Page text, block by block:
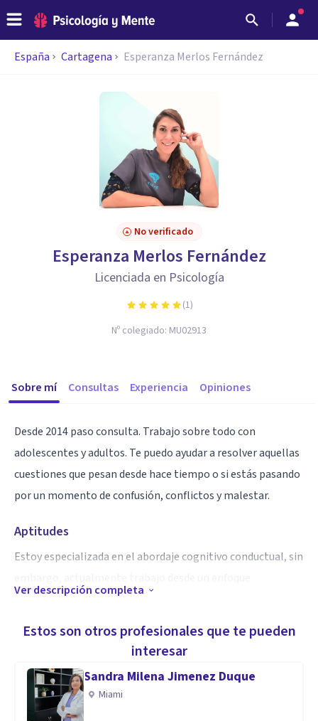
España Cartagena Esperanza Merlos Fernández
No verificado
Esperanza Merlos Fernández
Licenciada en Psicología
(1)
Nº colegiado: MU02913
Sobre mí Consultas Experiencia Opiniones
Desde 2014 paso consulta. Trabajo sobre todo con
adolescentes y adultos. Te puedo ayudar a resolver aquellas
cuestiones que pesan desde hace tiempo o si estás pasando
por un momento de confusión, conflictos y malestar.
Aptitudes
Estoy especializada en el abordaje cognitivo conductual, sin
contextual, basado en terapias de tercera generación en las
Ver descripción completa
Estos son otros profesionales que te pueden
interesar
Sandra Milena Jimenez Duque
Miami